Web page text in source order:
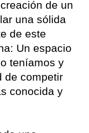
de un
una sólida
de este
Un espacio
teníamos y
de competir
conocida y